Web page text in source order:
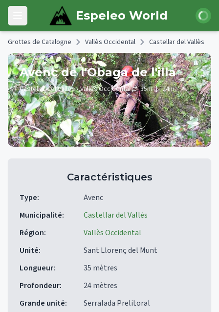
Skip to main content
Open main menu Espeleo World
Grottes de Catalogne Vallès Occidental Castellar del Vallès
Avenc de l'Obaga de l'illa
Castellar del Vallès• Vallès Occidental 35m 24m
Caractéristiques
Type:
Avenc
Municipalité:
Castellar del Vallès
Région:
Vallès Occidental
Unité:
Sant Llorenç del Munt
Longueur:
35 mètres
Profondeur:
24 mètres
Grande unité:
Serralada Prelitoral